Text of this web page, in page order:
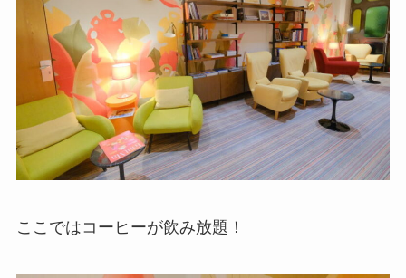
ここではコーヒーが飲み放題！